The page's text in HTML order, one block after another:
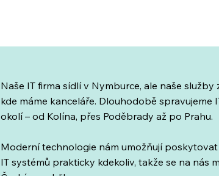
Naše IT firma sídlí v Nymburce, ale naše služby
kde máme kanceláře. Dlouhodobě spravujeme
okolí – od Kolína, přes Poděbrady až po Prahu.
Moderní technologie nám umožňují
IT systémů prakticky kdekoliv, takže se na nás